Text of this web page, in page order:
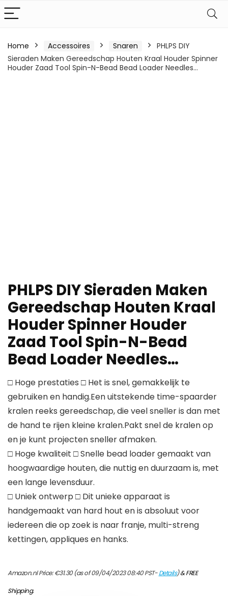
Home Accessoires Snaren
PHLPS DIY
Sieraden Maken Gereedschap Houten Kraal Houder Spinner
Houder Zaad Tool Spin-N-Bead Bead Loader Needles…
PHLPS DIY Sieraden Maken
Gereedschap Houten Kraal
Houder Spinner Houder
Zaad Tool Spin-N-Bead
Bead Loader Needles…
□ Hoge prestaties □ Het is snel, gemakkelijk te
gebruiken en handig.Een uitstekende time-spaarder
kralen reeks gereedschap, die veel sneller is dan met
de hand te rijen kleine kralen.Pakt snel de kralen op
en je kunt projecten sneller afmaken.
□ Hoge kwaliteit □ Snelle bead loader gemaakt van
hoogwaardige houten, die nuttig en duurzaam is, met
een lange levensduur.
□ Uniek ontwerp □ Dit unieke apparaat is
handgemaakt van hard hout en is absoluut voor
iedereen die op zoek is naar franje, multi-streng
kettingen, appliques en hanks.
Amazon.nl Price:€31.30(as of 09/04/2023 08:40 PST-Details)&FREE
Shipping.